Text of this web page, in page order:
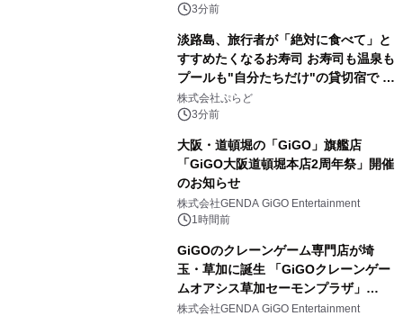
3分前
淡路島、旅行者が「絶対に食べて」と
すすめたくなるお寿司 お寿司も温泉も
プールも"自分たちだけ"の貸切宿で 1
日1組限定「岩屋温泉 絵島別庭 海と
森」の握り寿司プラン
株式会社ぷらど
3分前
大阪・道頓堀の「GiGO」旗艦店
「GiGO大阪道頓堀本店2周年祭」開催
のお知らせ
株式会社GENDA GiGO Entertainment
1時間前
GiGOのクレーンゲーム専門店が埼
玉・草加に誕生 「GiGOクレーンゲー
ムオアシス草加セーモンプラザ」
2026年8月7日(金)10時グランドオープ
株式会社GENDA GiGO Entertainment